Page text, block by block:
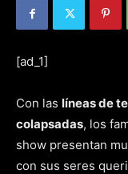
[ad_1]
Con las líneas de
colapsadas, los
show presentan
con sus seres